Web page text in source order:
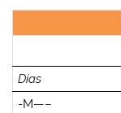
Días
-M—–